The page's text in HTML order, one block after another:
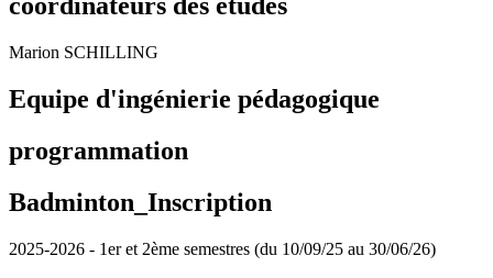
Marion SCHILLING
Equipe d'ingénierie pédagogique
programmation
Badminton_Inscription
2025-2026 - 1er et 2ème semestres (du 10/09/25 au 30/06/26)